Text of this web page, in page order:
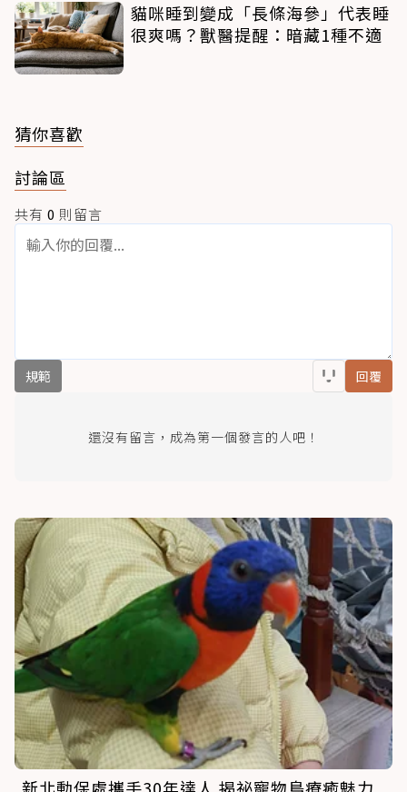
貓咪睡到變成「長條海參」代表睡
很爽嗎？獸醫提醒：暗藏1種不適
猜你喜歡
討論區
共有 0 則留言
規範 回覆
還沒有留言，成為第一個發言的人吧！
新北動保處攜手30年達人 揭祕寵物鳥療癒魅力